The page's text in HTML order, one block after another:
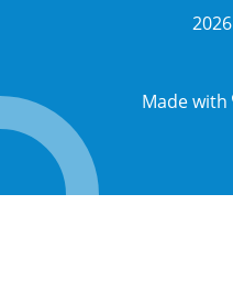
2026
Made with